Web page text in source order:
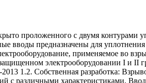
проложенного с двумя
вводы предназначены для
применяемое во
электрооборудовании I и II
1.2. Собственная разработка:
с различными характеристиками.